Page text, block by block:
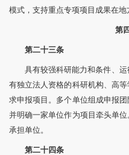
模式，支持重点专项项目成果在地
第
第二十三条
具有较强科研能力和条件、
有独立法人资格的科研机构、高
求申报项目。多个单位组成申报
并明确一家单位作为项目牵头单
承担单位。
第二十四条